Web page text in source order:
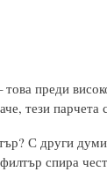
преди
тези парчета
С други
спира